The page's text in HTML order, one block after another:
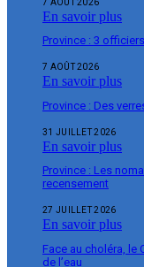
En savoir plus
Province : 3
7 AOÛT 2026
En savoir plus
Province : Des
31 JUILLET 2026
En savoir plus
Province : Les
recensement
27 JUILLET 2026
En savoir plus
Face au choléra, le
de l’eau